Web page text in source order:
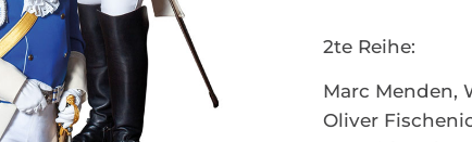
2te Reihe:
Marc Menden,
Oliver